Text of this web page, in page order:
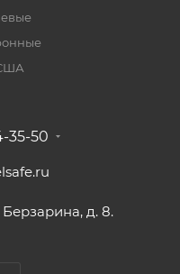
35-50
Берзарина, д. 8.